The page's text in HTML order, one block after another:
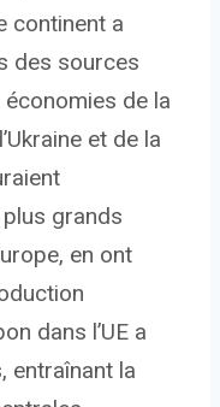
continent a
des sources
économies de la
et de la
grands
en ont
dans l’UE a
entraînant la